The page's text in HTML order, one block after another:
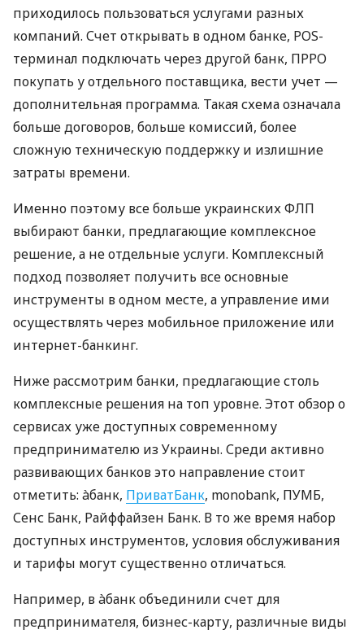
приходилось пользоваться услугами разных
компаний. Счет открывать в одном банке, POS-
терминал подключать через другой банк, ПРРО
покупать у отдельного поставщика, вести учет —
дополнительная программа. Такая схема означала
больше договоров, больше комиссий, более
сложную техническую поддержку и излишние
затраты времени.
Именно поэтому все больше украинских ФЛП
выбирают банки, предлагающие комплексное
решение, а не отдельные услуги. Комплексный
подход позволяет получить все основные
инструменты в одном месте, а управление ими
осуществлять через мобильное приложение или
интернет-банкинг.
Ниже рассмотрим банки, предлагающие столь
комплексные решения на топ уровне. Этот обзор о
сервисах уже доступных современному
предпринимателю из Украины. Среди активно
развивающих банков это направление стоит
отметить: àбанк, ПриватБанк, monobank, ПУМБ,
Сенс Банк, Райффайзен Банк. В то же время набор
доступных инструментов, условия обслуживания
и тарифы могут существенно отличаться.
Например, в àбанк объединили счет для
предпринимателя, бизнес-карту, различные виды